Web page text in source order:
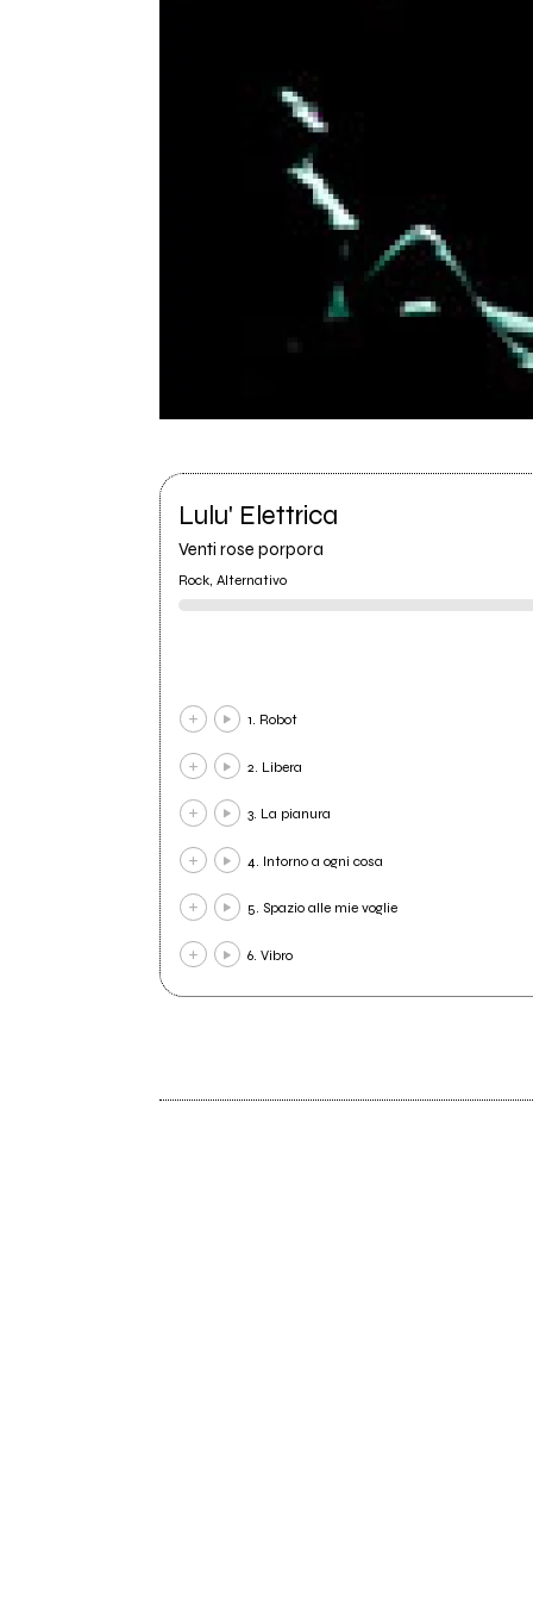
Lulu' Elettrica
Venti rose porpora
Rock, Alternativo
1. Robot
2. Libera
3. La pianura
4. Intorno a ogni cosa
5. Spazio alle mie voglie
6. Vibro